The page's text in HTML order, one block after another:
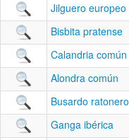
Jilguero europeo
Bisbita pratense
Calandria común
Alondra común
Busardo ratonero
Ganga ibérica